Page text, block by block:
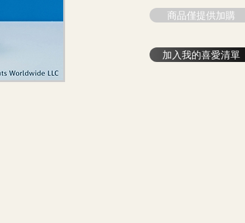
商品僅提供加購
加入我的喜愛清單